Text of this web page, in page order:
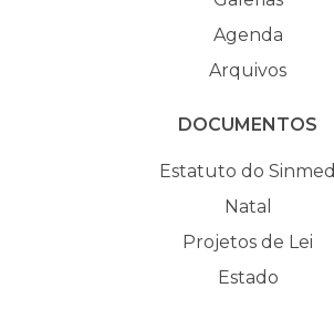
Agenda
Arquivos
DOCUMENTOS
Estatuto do Sinmed
Natal
Projetos de Lei
Estado